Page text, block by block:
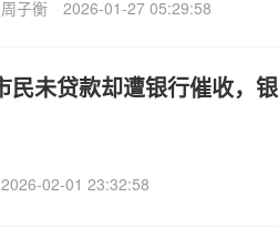
周子衡 2026-01-27 05:29:58
未贷款却遭银行催收，
2026-02-01 23:32:58